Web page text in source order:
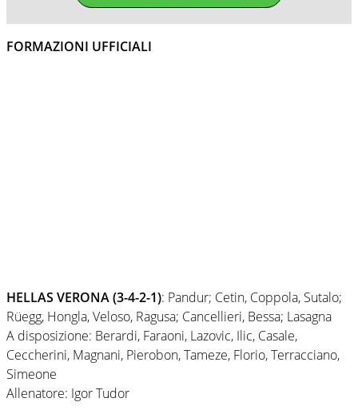
FORMAZIONI UFFICIALI
HELLAS VERONA (3-4-2-1): Pandur; Cetin, Coppola, Sutalo;
Rüegg, Hongla, Veloso, Ragusa; Cancellieri, Bessa; Lasagna
A disposizione: Berardi, Faraoni, Lazovic, Ilic, Casale,
Ceccherini, Magnani, Pierobon, Tameze, Florio, Terracciano,
Simeone
Allenatore: Igor Tudor